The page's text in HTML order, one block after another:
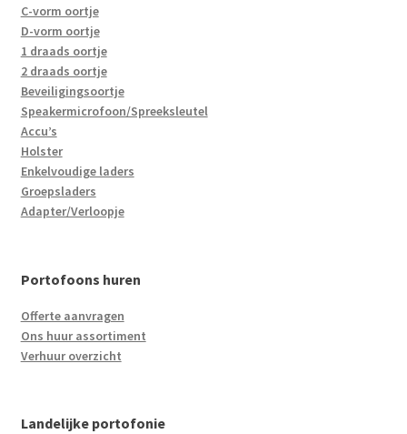
C-vorm oortje
D-vorm oortje
1 draads oortje
2 draads oortje
Beveiligingsoortje
Speakermicrofoon/Spreeksleutel
Accu’s
Holster
Enkelvoudige laders
Groepsladers
Adapter/Verloopje
Portofoons huren
Offerte aanvragen
Ons huur assortiment
Verhuur overzicht
Landelijke portofonie